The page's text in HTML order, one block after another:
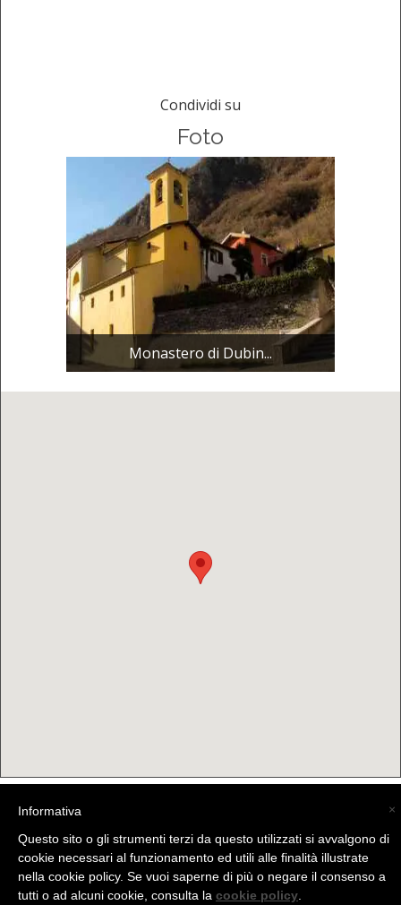
Condividi su
Foto
Monastero di Dubin...
×
Informativa
Questo sito o gli strumenti terzi da questo utilizzati si avvalgono di
cookie necessari al funzionamento ed utili alle finalità illustrate
nella cookie policy. Se vuoi saperne di più o negare il consenso a
tutti o ad alcuni cookie, consulta la cookie policy